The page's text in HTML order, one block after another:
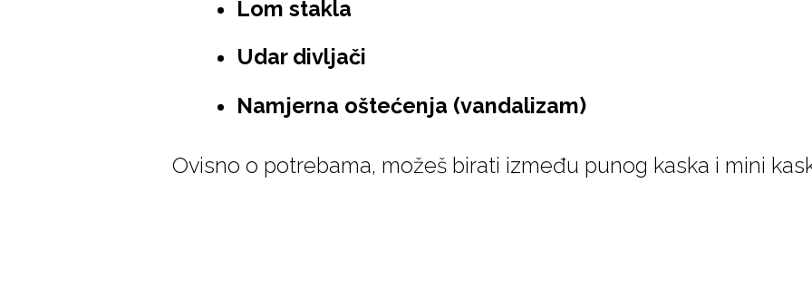
Lom stakla
Udar divljači
Namjerna oštećenja (vandalizam)
Ovisno o potrebama, možeš birati između punog kaska i mini